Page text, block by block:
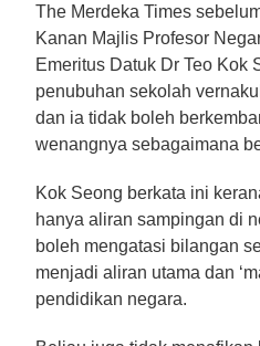
The Merdeka Times
Kanan Majlis Profesor
Emeritus Datuk Dr Teo Kok
penubuhan sekolah
dan ia tidak boleh
wenangnya sebagaimana
Kok Seong berkata ini
hanya aliran sampingan di
boleh mengatasi bilangan
menjadi aliran utama dan
pendidikan negara.